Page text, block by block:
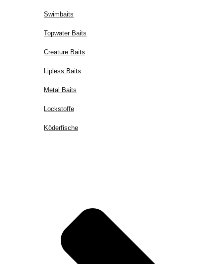
Swimbaits
Topwater Baits
Creature Baits
Lipless Baits
Metal Baits
Lockstoffe
Köderfische